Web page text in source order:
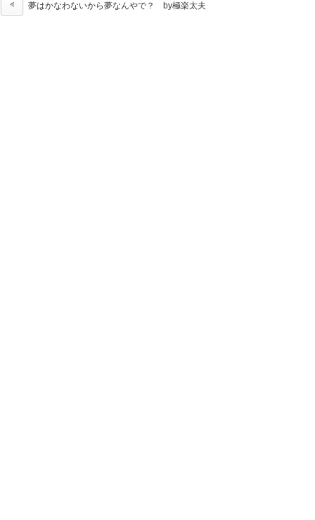
夢はかなわないから夢なんやで？ by極楽太夫